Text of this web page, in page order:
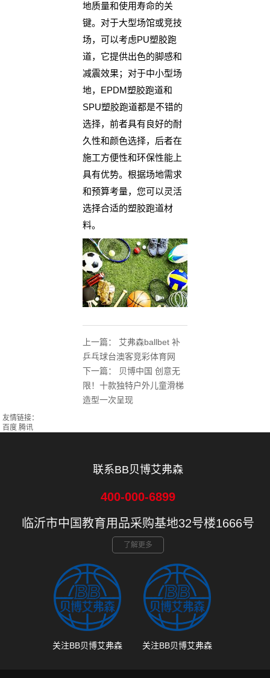
地质量和使用寿命的关
键。对于大型场馆或竞技
场，可以考虑PU塑胶跑
道，它提供出色的脚感和
减震效果；对于中小型场
地，EPDM塑胶跑道和
SPU塑胶跑道都是不错的
选择，前者具有良好的耐
久性和颜色选择，后者在
施工方便性和环保性能上
具有优势。根据场地需求
和预算考量，您可以灵活
选择合适的塑胶跑道材
料。
上一篇： 艾弗森ballbet 补
乒乓球台澳客竞彩体育网
下一篇：
贝博中国 创意无
限！十款独特户外儿童滑梯
造型一次呈现
友情链接：
百度 腾讯
联系BB贝博艾弗森
400-000-6899
临沂市中国教育用品采购基地32号楼1666号
了解更多
关注BB贝博艾弗森 关注BB贝博艾弗森